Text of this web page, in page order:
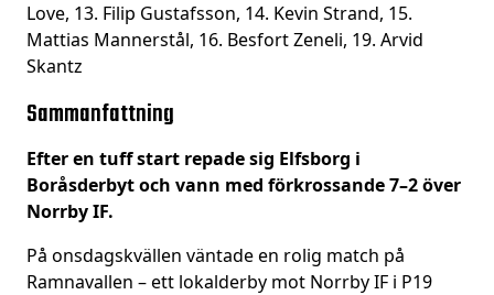
Love, 13. Filip Gustafsson, 14. Kevin Strand, 15.
Mattias Mannerstål, 16. Besfort Zeneli, 19. Arvid
Skantz
Sammanfattning
Efter en tuff start repade sig Elfsborg i
Boråsderbyt och vann med förkrossande 7–2 över
Norrby IF.
På onsdagskvällen väntade en rolig match på
Ramnavallen – ett lokalderby mot Norrby IF i P19